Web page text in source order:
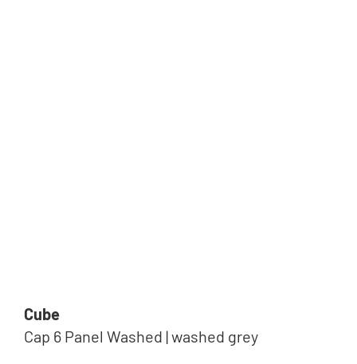
Cube
Cap 6 Panel Washed | washed grey